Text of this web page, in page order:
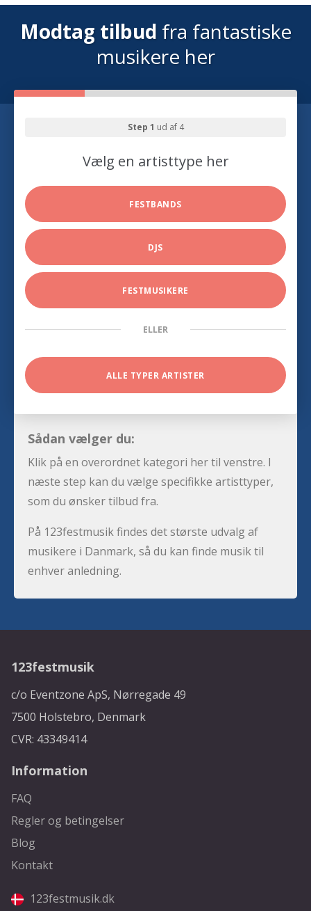
Modtag tilbud fra fantastiske
musikere her
Step 1 ud af 4
Vælg en artisttype her
FESTBANDS
DJS
FESTMUSIKERE
ELLER
ALLE TYPER ARTISTER
Sådan vælger du:
Klik på en overordnet kategori her til venstre. I
næste step kan du vælge specifikke artisttyper,
som du ønsker tilbud fra.
På 123festmusik findes det største udvalg af
musikere i Danmark, så du kan finde musik til
enhver anledning.
123festmusik
c/o Eventzone ApS, Nørregade 49
7500 Holstebro, Denmark
CVR: 43349414
Information
FAQ
Regler og betingelser
Blog
Kontakt
123festmusik.dk